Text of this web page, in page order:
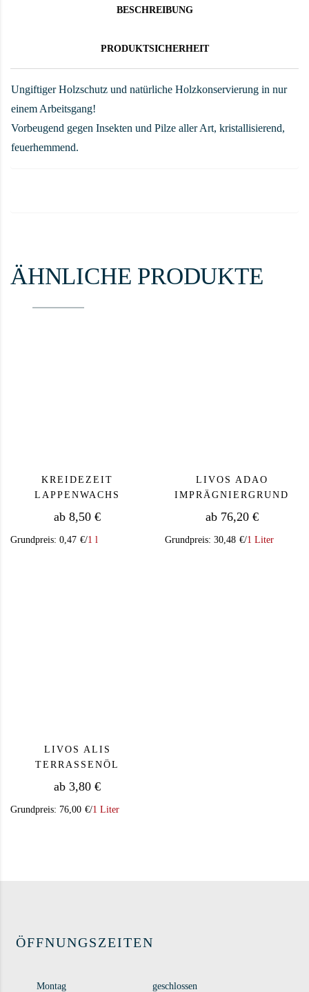
BESCHREIBUNG
PRODUKTSICHERHEIT
Ungiftiger Holzschutz und natürliche Holzkonservierung in nur
einem Arbeitsgang!
Vorbeugend gegen Insekten und Pilze aller Art, kristallisierend,
feuerhemmend.
ÄHNLICHE PRODUKTE
KREIDEZEIT
LAPPENWACHS
ab 8,50 €
Grundpreis: 0,47 €/1 l
LIVOS ADAO
IMPRÄGNIERGRUND
ab 76,20 €
Grundpreis: 30,48 €/1 Liter
LIVOS ALIS
TERRASSENÖL
ab 3,80 €
Grundpreis: 76,00 €/1 Liter
ÖFFNUNGSZEITEN
Montag geschlossen